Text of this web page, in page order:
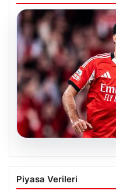
05.08.2026
hamle!
Piyasa Verileri